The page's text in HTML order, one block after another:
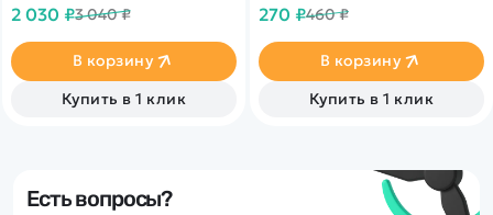
градусов. Подвижный
Оснащена световыми и
звуковыми эффектами.
2 030 ₽3 040 ₽
В корзину
Купить в 1 клик
RH8035, RH8081, RH8085,
RH1025, RH1021.
270 ₽460 ₽
В корзину
Купить в 1 клик
Есть вопросы?